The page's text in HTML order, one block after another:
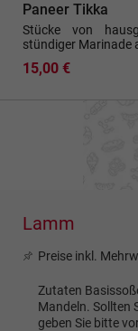
Paneer Tikka
Stücke von
stündiger Marinade
15,00 €
Lamm
Preise inkl.
Zutaten
Mandeln. Sollten
geben Sie bitte